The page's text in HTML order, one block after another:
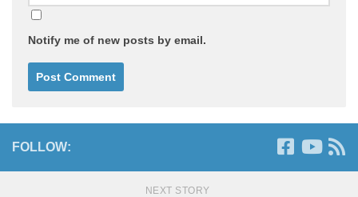
Notify me of new posts by email.
FOLLOW:
NEXT STORY